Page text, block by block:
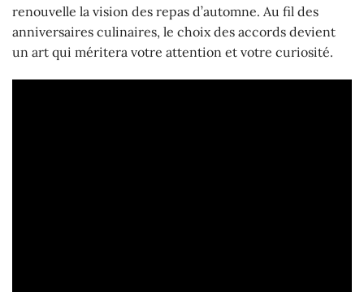
renouvelle la vision des repas d’automne. Au fil des
anniversaires culinaires, le choix des accords devient
un art qui méritera votre attention et votre curiosité.